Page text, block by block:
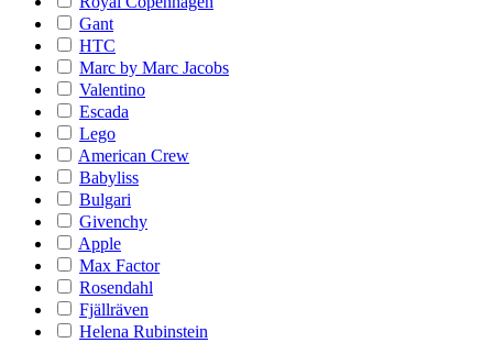
Gant
HTC
Marc by Marc Jacobs
Valentino
Escada
Lego
American Crew
Babyliss
Bulgari
Givenchy
Apple
Max Factor
Rosendahl
Fjällräven
Helena Rubinstein